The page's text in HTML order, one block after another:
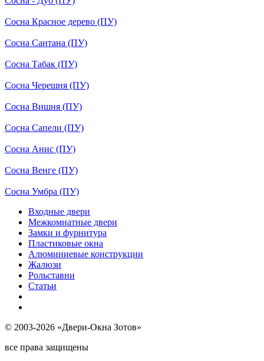
Сосна Красное дерево (ПУ)
Сосна Сантана (ПУ)
Сосна Табак (ПУ)
Сосна Черешня (ПУ)
Сосна Вишня (ПУ)
Сосна Сапели (ПУ)
Сосна Анис (ПУ)
Сосна Венге (ПУ)
Сосна Умбра (ПУ)
Входные двери
Межкомнатные двери
Замки и фурнитура
Пластиковые окна
Алюминиевые конструкции
Жалюзи
Рольставни
Статьи
© 2003-2026 «Двери-Окна Зотов»
все права защищены